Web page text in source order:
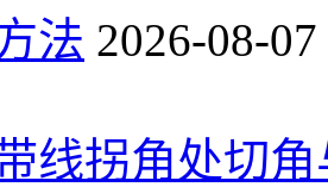
法 2026-08-
线拐角处切